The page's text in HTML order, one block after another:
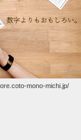
mono-michi.jp/